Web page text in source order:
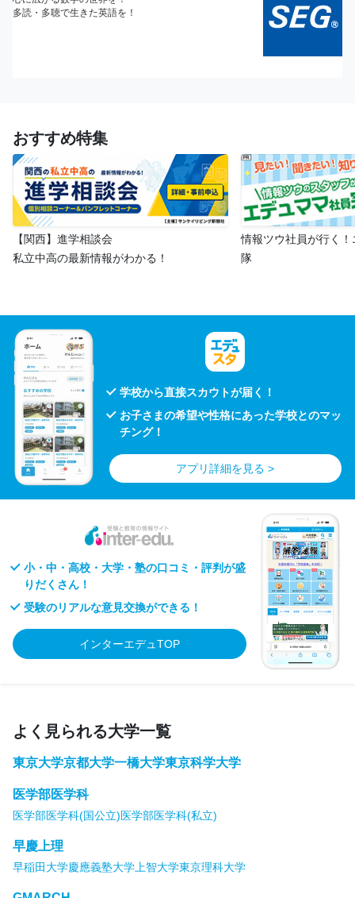
おすすめ特集
【関西】進学相談会
私立中高の最新情報がわかる！
情報ツウ社員が行く
隊
学校から直接スカウトが届く！
お子さまの希望や性格にあった学校とのマッ
チング！
アプリ詳細を見る >
小・中・高校・大学・塾の口コミ・評判が盛
りだくさん！
受験のリアルな意見交換ができる！
インターエデュTOP
よく見られる大学一覧
東京大学京都大学一橋大学東京科学大学
医学部医学科
医学部医学科(国公立)医学部医学科(私立)
早慶上理
早稲田大学慶應義塾大学 上智大学東京理科大学